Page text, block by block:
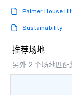
Palmer House
Sustainability
推荐场地
另外 2 个场地匹